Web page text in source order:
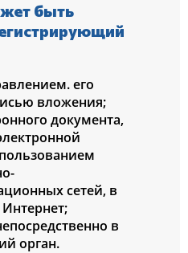
быть
его
вложения;
документа,
сетей, в
в
орган.